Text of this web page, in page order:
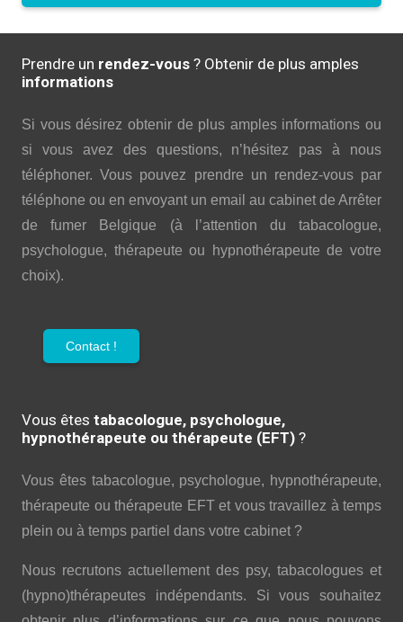
Prendre un rendez-vous ? Obtenir de plus amples
informations
Si vous désirez obtenir de plus amples informations ou
si vous avez des questions, n’hésitez pas à nous
téléphoner. Vous pouvez prendre un rendez-vous par
téléphone ou en envoyant un email au cabinet de Arrêter
de fumer Belgique (à l’attention du tabacologue,
psychologue, thérapeute ou hypnothérapeute de votre
choix).
Contact !
Vous êtes tabacologue, psychologue,
hypnothérapeute ou thérapeute (EFT) ?
Vous êtes tabacologue, psychologue, hypnothérapeute,
thérapeute ou thérapeute EFT et vous travaillez à temps
plein ou à temps partiel dans votre cabinet ?
Nous recrutons actuellement des psy, tabacologues et
(hypno)thérapeutes indépendants. Si vous souhaitez